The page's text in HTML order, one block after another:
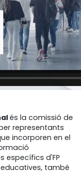
és la comissió de
representants
incorporen en el
específics d'FP
també